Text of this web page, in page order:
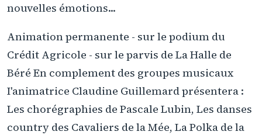
nouvelles émotions...
Animation permanente - sur le podium du
Crédit Agricole - sur le parvis de La Halle de
Béré En complement des groupes musicaux
I'animatrice Claudine Guillemard présentera :
Les chorégraphies de Pascale Lubin, Les danses
country des Cavaliers de la Mée, La Polka de la